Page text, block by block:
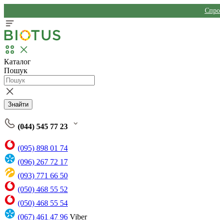
Каталог
Пошук
Знайти
(044) 545 77 23
(095) 898 01 74
(096) 267 72 17
(093) 771 66 50
(050) 468 55 52
(050) 468 55 54
(067) 461 47 96 Viber